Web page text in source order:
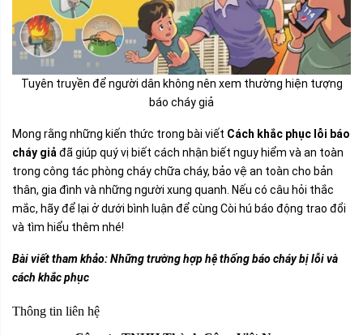
Tuyên truyền để người dân không nên xem thường hiện tượng
báo cháy giả
Mong rằng những kiến thức trong bài viết Cách khắc phục lỗi báo
cháy giả đã giúp quý vị biết cách nhận biết nguy hiểm và an toàn
trong công tác phòng cháy chữa cháy, bảo vệ an toàn cho bản
thân, gia đình và những người xung quanh. Nếu có câu hỏi thắc
mắc, hãy để lại ở dưới bình luận để cùng Còi hú báo động trao đổi
và tìm hiểu thêm nhé!
Bài viết tham khảo:Những trường hợp hệ thống báo cháy bị lỗi và
cách khắc phục
Thông tin liên hệ